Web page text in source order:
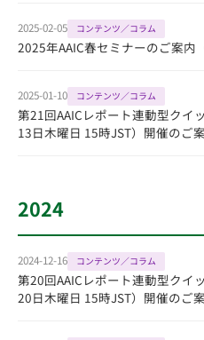
2025-02-05 コンテンツ／コラム
2025年AAIC春セミナーのご案内
2025-01-10 コンテンツ／コラム
第21回AAICレポート連動型クイ
13日木曜日 15時JST）開催のご
2024
2024-12-16 コンテンツ／コラム
第20回AAICレポート連動型クイ
20日木曜日 15時JST）開催のご